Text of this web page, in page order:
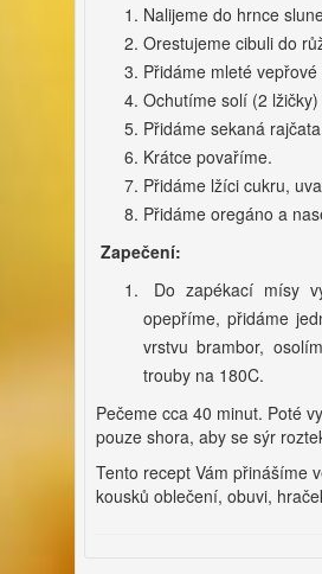
Nalijeme do hrnce
Orestujeme cibuli do
Přidáme mleté
Ochutíme solí (2
Přidáme sekaná
Krátce povaříme.
Přidáme lžíci cukru,
Přidáme oregáno a
Zapečení:
Do zapékací mísy
opepříme, přidáme
vrstvu brambor,
trouby na 180C.
Pečeme cca 40 minut. Poté
pouze shora, aby se sýr
Tento recept Vám přinášíme
kousků oblečení, obuvi,